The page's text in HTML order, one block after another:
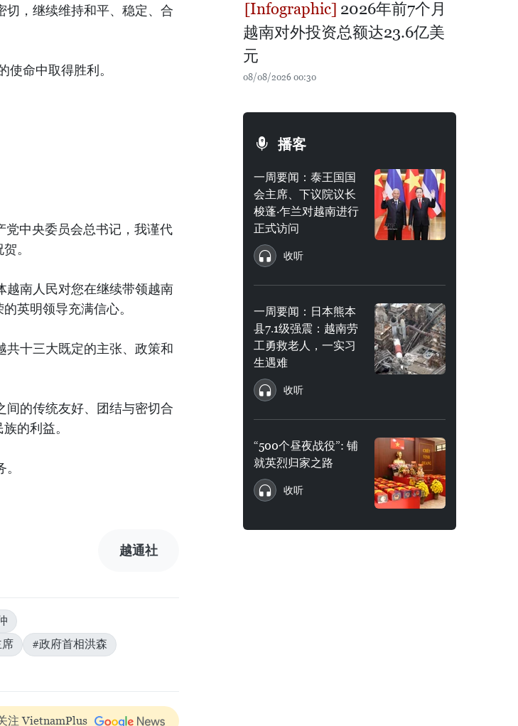
切，继续维持和平、稳定、合
命中取得胜利。
党中央委员会总书记，我谨代
。
越南人民对您在继续带领越南
英明领导充满信心。
共十三大既定的主张、政策和
间的传统友好、团结与密切合
的利益。
越通社
#政府首相洪森
注 VietnamPlus
2026年前7个月
越南对外投资总额达23.6亿美
元
08/08/2026 00:30
播客
一周要闻：泰王国国
会主席、下议院议长
梭蓬·乍兰对越南进行
正式访问
收听
一周要闻：日本熊本
县7.1级强震：越南劳
工勇救老人，一实习
生遇难
收听
“500个昼夜战役”: 铺
就英烈归家之路
收听